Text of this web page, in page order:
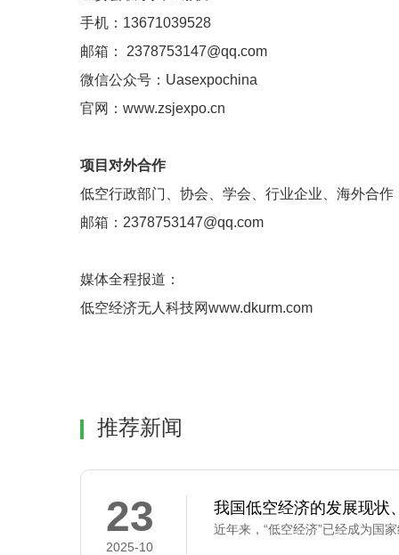
手机：13671039528
邮箱： 2378753147@qq.com
微信公众号： Uasexpochina
官网：www.zsjexpo.cn
项目对外合作
低空行政部门、协会、学会、行业企业、海外合作
邮箱：2378753147@qq.com
媒体全程报道：
低空经济无人科技网www.dkurm.com
推荐新闻
23
2025-10
我国低空经济的发展现状